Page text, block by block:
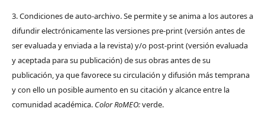
3. Condiciones de auto-archivo. Se permite y se anima a los autores a
difundir electrónicamente las versiones pre-print (versión antes de
ser evaluada y enviada a la revista) y/o post-print (versión evaluada
y aceptada para su publicación) de sus obras antes de su
publicación, ya que favorece su circulación y difusión más temprana
y con ello un posible aumento en su citación y alcance entre la
comunidad académica. Color RoMEO:verde.